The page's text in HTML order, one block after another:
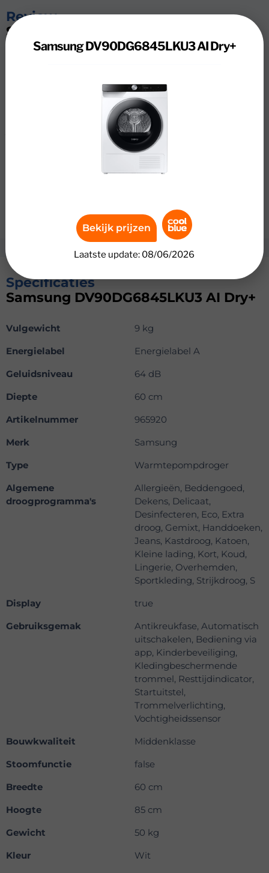
Review
Samsung DV90DG6845LKU3 AI Dry+
outfit is daardoor snel weer schoon en droog. Het
Hygiene Care programma droogt je wasgoed extra
hygiënisch. Je verwijdert bacteriën en allergenen, zodat
je minder last hebt van een gevoelige huid of
huisstofmijt. Dankzij energieklasse A droog je je was
over de levensduur van de droger. Wil je nog meer
dag gratis tussen 12.00 en 15.00.
Specificaties
Samsung DV90DG6845LKU3 AI Dry+
Vulgewicht
9 kg
Energielabel
Energielabel A
Geluidsniveau
64 dB
Diepte
60 cm
Artikelnummer
965920
Merk
Samsung
Type
Warmtepompdroger
Algemene
droogprogramma's
Allergieën, Beddengoed,
Dekens, Delicaat,
Desinfecteren, Eco, Extra
droog, Gemixt, Handdoeken,
Jeans, Kastdroog, Katoen,
Kleine lading, Kort, Koud,
Lingerie, Overhemden,
Sportkleding, Strijkdroog, S
Display
true
Gebruiksgemak
Antikreukfase, Automatisch
uitschakelen, Bediening via
app, Kinderbeveiliging,
Kledingbeschermende
trommel, Resttijdindicator,
Startuitstel,
Trommelverlichting,
Vochtigheidssensor
Bouwkwaliteit
Middenklasse
Stoomfunctie
false
Breedte
60 cm
Hoogte
85 cm
Gewicht
50 kg
Kleur
Wit
Samsung DV90DG6845LKU3 AI Dry+
Bekijk prijzen
Laatste update: 08/06/2026